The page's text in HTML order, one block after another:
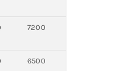
7200
6500